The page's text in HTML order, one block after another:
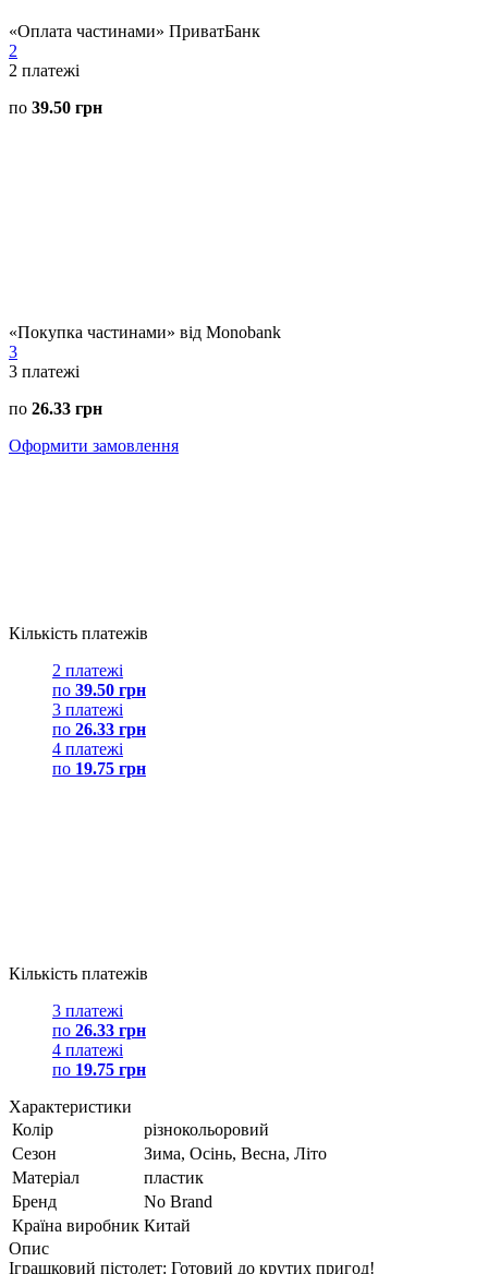
«Оплата частинами» ПриватБанк
2
2 платежі
по 39.50 грн
«Покупка частинами» від Monobank
3
3 платежі
по 26.33 грн
Оформити замовлення
Кількість платежів
2 платежі
по 39.50 грн
3 платежі
по 26.33 грн
4 платежі
по 19.75 грн
Кількість платежів
3 платежі
по 26.33 грн
4 платежі
по 19.75 грн
Характеристики
Колір
різнокольоровий
Сезон
Зима, Осінь, Весна, Літо
Матеріал
пластик
Бренд
No Brand
Країна виробник Китай
Опис
Іграшковий пістолет: Готовий до крутих пригод!